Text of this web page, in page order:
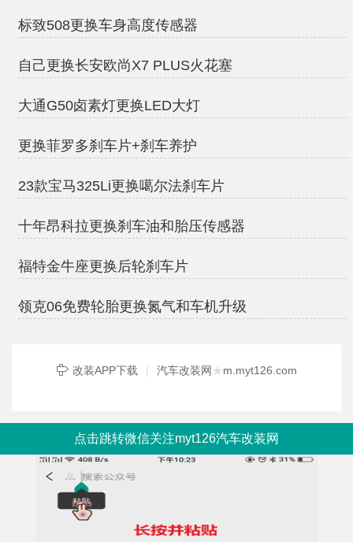
标致508更换车身高度传感器
自己更换长安欧尚X7 PLUS火花塞
大通G50卤素灯更换LED大灯
更换菲罗多刹车片+刹车养护
23款宝马325Li更换噶尔法刹车片
十年昂科拉更换刹车油和胎压传感器
福特金牛座更换后轮刹车片
领克06免费轮胎更换氮气和车机升级
改装APP下载 | 汽车改装网 ★m.myt126.com
点击跳转微信关注myt126汽车改装网